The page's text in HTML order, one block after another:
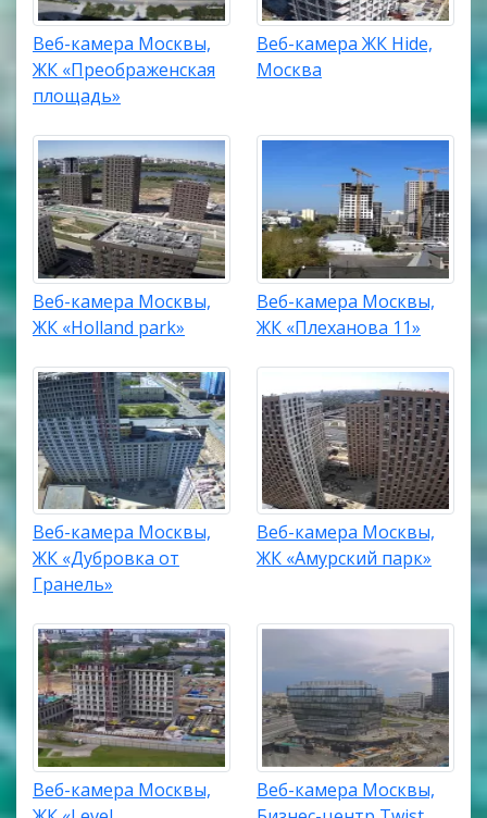
Веб-камера Москвы,
ЖК «Преображенская
площадь»
Веб-камера ЖК Hide,
Москва
Веб-камера Москвы,
ЖК «Holland park»
Веб-камера Москвы,
ЖК «Плеханова 11»
Веб-камера Москвы,
ЖК «Дубровка от
Гранель»
Веб-камера Москвы,
ЖК «Амурский парк»
Веб-камера Москвы,
Веб-камера Москвы,